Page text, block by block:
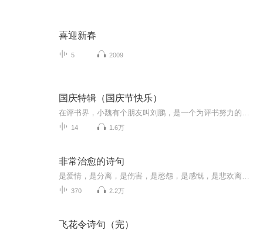
喜迎新春
5 2009
国庆特辑（国庆节快乐）
14 1.6万
非常治愈的诗句
370 2.2万
飞花令诗句（完）